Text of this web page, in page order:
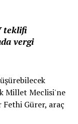
teklifi
vergi
Millet Meclisi'ne
Gürer, araç